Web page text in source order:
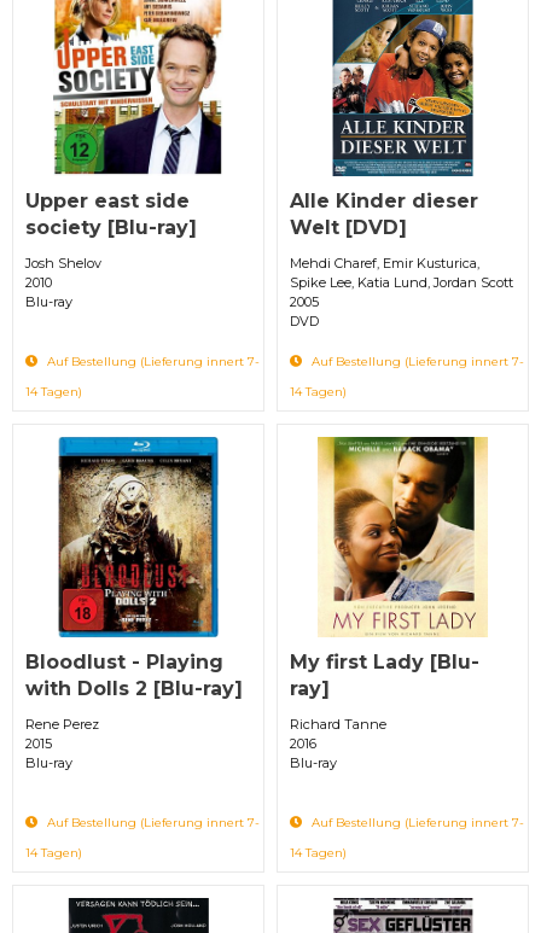
Upper east side
society [Blu-ray]
Josh Shelov
2010
Blu-ray
Auf Bestellung (Lieferung innert 7-
14 Tagen)
Alle Kinder dieser
Welt [DVD]
Mehdi Charef, Emir Kusturica,
Spike Lee, Katia Lund, Jordan Scott
2005
DVD
Auf Bestellung (Lieferung innert 7-
14 Tagen)
Bloodlust - Playing
with Dolls 2 [Blu-ray]
Rene Perez
2015
Blu-ray
Auf Bestellung (Lieferung innert 7-
14 Tagen)
My first Lady [Blu-
ray]
Richard Tanne
2016
Blu-ray
Auf Bestellung (Lieferung innert 7-
14 Tagen)